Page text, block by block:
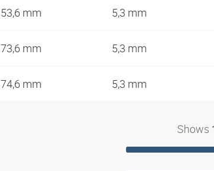
53,6 mm 5,3 mm
73,6 mm 5,3 mm
74,6 mm 5,3 mm
Shows